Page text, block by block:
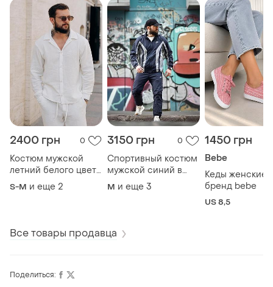
2400 грн 0
Костюм мужской
летний белого цвета
брюки на рубашка
S-M и еще 2
3150 грн 0
Спортивный костюм
мужской синий в
стиле ретро
M и еще 3
1450 грн
Bebe
Кеды женские
бренд bebe
US 8,5
Все товары продавца
Поделиться: